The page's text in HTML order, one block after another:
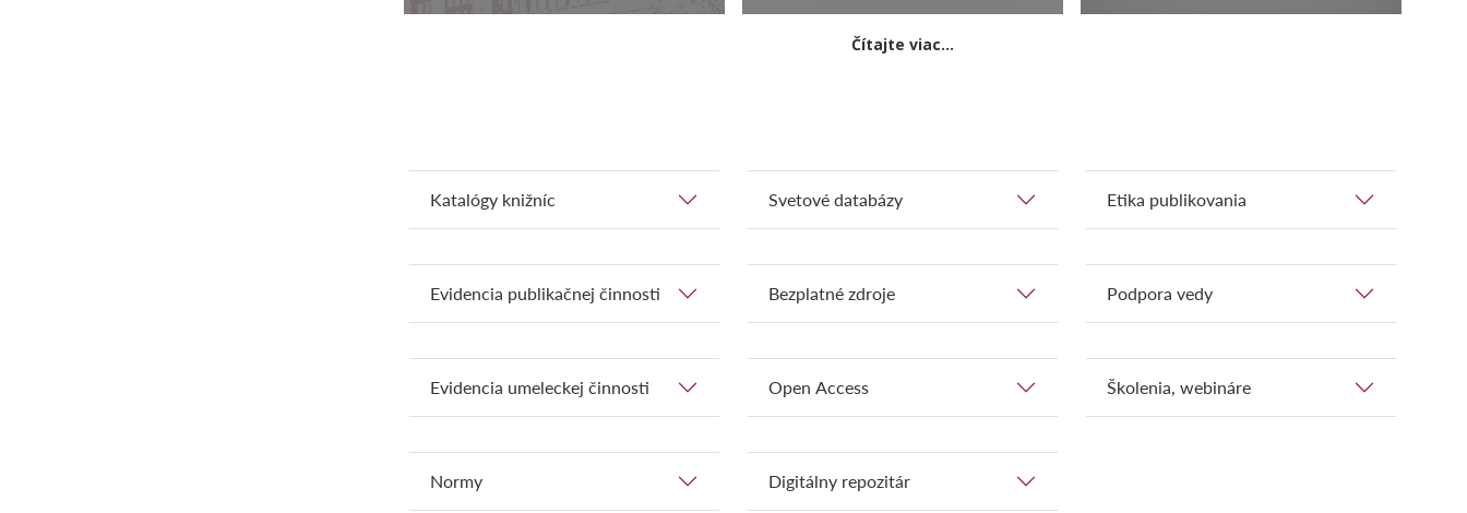
Čítajte viac...
Katalógy knižníc
Evidencia publikačnej činnosti
Evidencia umeleckej činnosti
Normy
Svetové databázy
Bezplatné zdroje
Open Access
Digitálny repozitár
Etika publikovania
Podpora vedy
Školenia, webináre